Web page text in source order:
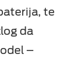
te
da
–